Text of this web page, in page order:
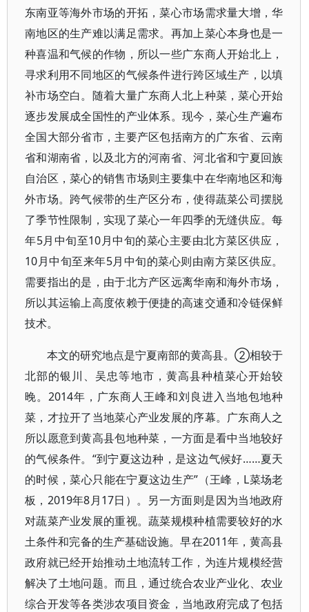
东南亚等海外市场的开拓，菜心市场需求量大增，华
南地区的生产难以满足需求。再加上菜心本身也是一
种喜温和气候的作物，所以一些广东商人开始北上，
寻求利用不同地区的气候条件进行跨区域生产，以填
补市场空白。随着大量广东商人北上种菜，菜心开始
逐步发展成全国性的产业体系。现今，菜心生产遍布
全国大部分省市，主要产区包括南方的广东省、云南
省和湖南省，以及北方的河南省、河北省和宁夏回族
自治区，菜心的销售市场则主要集中在华南地区和海
外市场。跨气候带的生产区分布，使得蔬菜公司摆脱
了季节性限制，实现了菜心一年四季的无缝供应。每
年5月中旬至10月中旬的菜心主要由北方菜区供应，
10月中旬至来年5月中旬的菜心则由南方菜区供应。
需要指出的是，由于北方产区远离华南和海外市场，
所以其运输上高度依赖于便捷的高速交通和冷链保鲜
技术。
本文的研究地点是宁夏南部的黄高县。②相较于
北部的银川、吴忠等地市，黄高县种植菜心开始较
晚。2014年，广东商人王峰和刘良进入当地包地种
菜，才拉开了当地菜心产业发展的序幕。广东商人之
所以愿意到黄高县包地种菜，一方面是看中当地较好
的气候条件。“到宁夏这边种，是这边气候好……夏天
的时候，菜心只能在宁夏这边生产”（王峰，L菜场老
板，2019年8月17日）。另一方面则是因为当地政府
对蔬菜产业发展的重视。蔬菜规模种植需要较好的水
土条件和完备的生产基础设施。早在2011年，黄高县
政府就已经开始推动土地流转工作，为连片规模经营
解决了土地问题。而且，通过统合农业产业化、农业
综合开发等各类涉农项目资金，当地政府完成了包括